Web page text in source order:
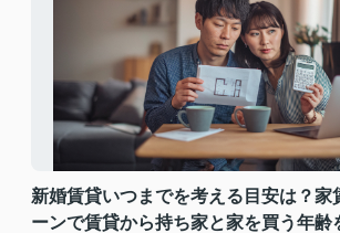
新婚賃貸いつまでを考える目安は？家
ーンで賃貸から持ち家と家を買う年齢